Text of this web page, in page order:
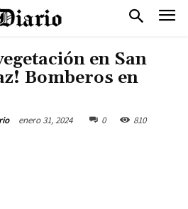
en San
Bomberos en
enero 31, 2024 0 810